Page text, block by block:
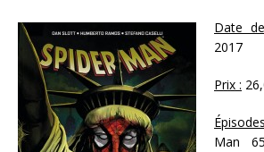
Date
2017
Prix :
Man